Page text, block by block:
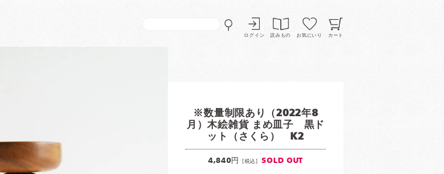
ログイン 読みもの お気にいり カート
※数量制限あり（2022年8
月）木絵雑貨 まめ皿子 黒ド
ット（さくら） K2
4,840円 [税込] SOLD OUT